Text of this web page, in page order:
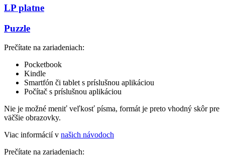
LP platne
Puzzle
Prečítate na zariadeniach:
Pocketbook
Kindle
Smartfón či tablet s príslušnou aplikáciou
Počítač s príslušnou aplikáciou
Nie je možné meniť veľkosť písma, formát je preto vhodný skôr pre
väčšie obrazovky.
Viac informácií v našich návodoch
Prečítate na zariadeniach: